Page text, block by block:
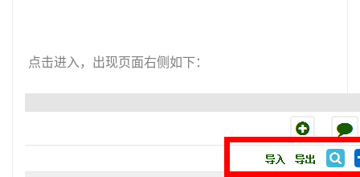
点击进入，出现页面右侧如下：